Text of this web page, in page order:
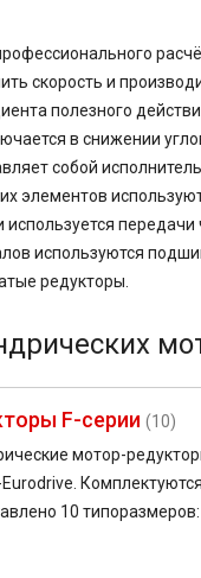
скорость и
полезного
в снижении
собой
элементов
используются
редукторы.
F-серии (10)
мотор-
10 типоразмеров: